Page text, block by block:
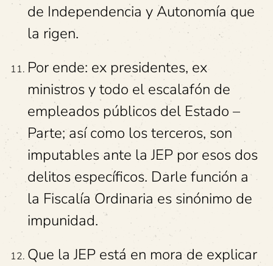
de Independencia y Autonomía que
la rigen.
Por ende: ex presidentes, ex
ministros y todo el escalafón de
empleados públicos del Estado –
Parte; así como los terceros, son
imputables ante la JEP por esos dos
delitos específicos. Darle función a
la Fiscalía Ordinaria es sinónimo de
impunidad.
Que la JEP está en mora de explicar